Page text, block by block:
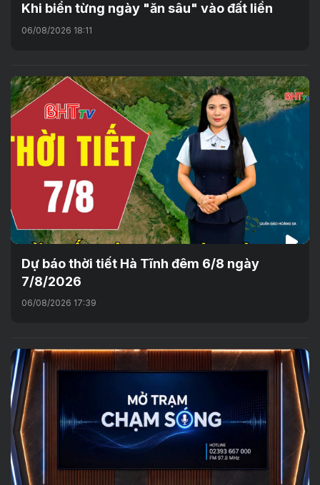
Khi biển từng ngày "ăn sâu" vào đất liền
06/08/2026 18:11
Dự báo thời tiết Hà Tĩnh đêm 6/8 ngày
7/8/2026
06/08/2026 17:39